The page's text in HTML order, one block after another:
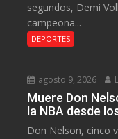
segundos, Demi
campeona...
DEPORTES
agosto 9, 2026
Muere Don
la NBA desde
Don Nelson, cinco